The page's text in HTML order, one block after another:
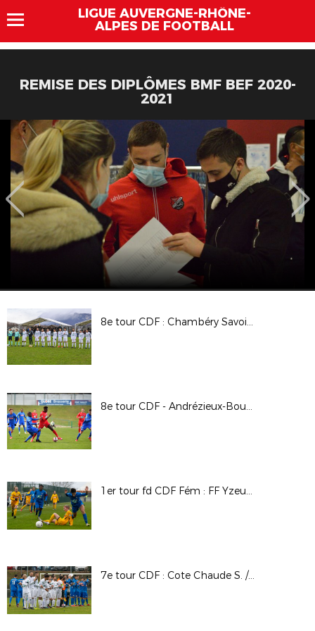
LIGUE AUVERGNE-RHÔNE-
ALPES DE FOOTBALL
REMISE DES DIPLÔMES BMF BEF 2020-
2021
8e tour CDF : Chambéry Savoie Foot / A.J.Auxerre
8e tour CDF - Andrézieux-Bouthéon F.C. / Grenoble Foot 38
1er tour fd CDF Fém : FF Yzeure AA / SAS Epinal
7e tour CDF : Cote Chaude S. / Hauts Lyonnais